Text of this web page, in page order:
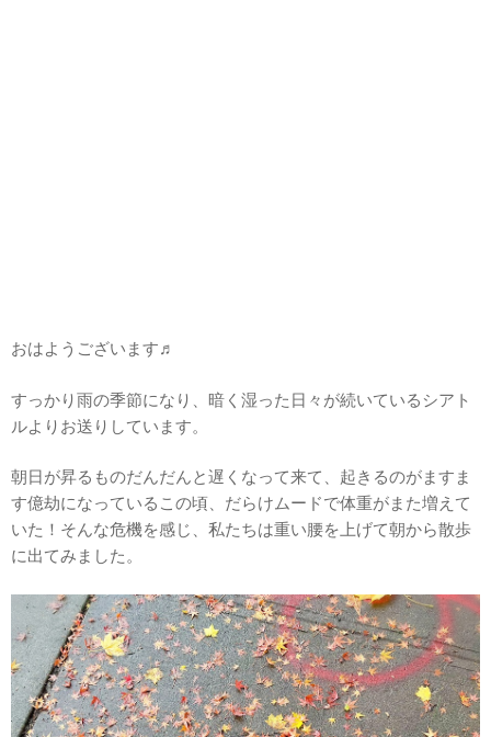
おはようございます♬
すっかり雨の季節になり、暗く湿った日々が続いているシアト
ルよりお送りしています。
朝日が昇るものだんだんと遅くなって来て、起きるのがますま
す億劫になっているこの頃、だらけムードで体重がまた増えて
いた！そんな危機を感じ、私たちは重い腰を上げて朝から散歩
に出てみました。